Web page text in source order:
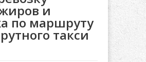
и
по маршруту
такси